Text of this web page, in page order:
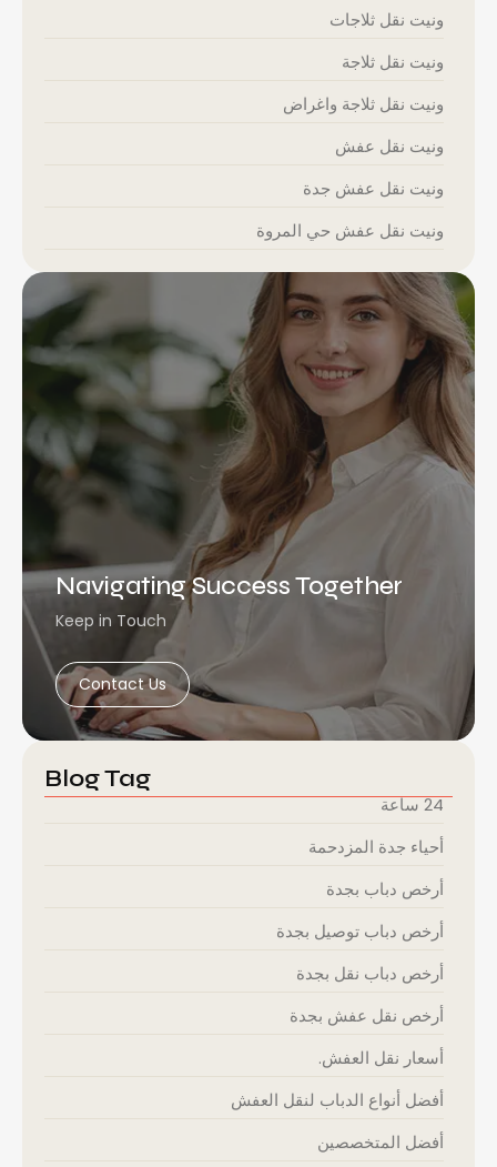
ونيت نقل ثلاجات
ونيت نقل ثلاجة
ونيت نقل ثلاجة واغراض
ونيت نقل عفش
ونيت نقل عفش جدة
ونيت نقل عفش حي المروة
Navigating Success Together
Keep in Touch
Contact Us
Blog Tag
24 ساعة
أحياء جدة المزدحمة
أرخص دباب بجدة
أرخص دباب توصيل بجدة
أرخص دباب نقل بجدة
أرخص نقل عفش بجدة
أسعار نقل العفش.
أفضل أنواع الدباب لنقل العفش
أفضل المتخصصين